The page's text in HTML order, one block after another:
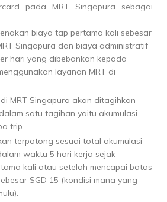
pada MRT Singapura sebagai
biaya tap pertama kali sebesar
Singapura dan biaya administratif
hari yang dibebankan kepada
layanan MRT di
MRT Singapura akan ditagihkan
satu tagihan yaitu akumulasi
trip.
terpotong sesuai total akumulasi
waktu 5 hari kerja sejak
kali atau setelah mencapai batas
SGD 15 (kondisi mana yang